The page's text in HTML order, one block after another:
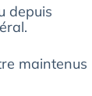
depuis
maintenus